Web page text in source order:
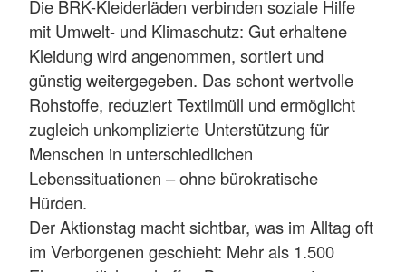
Die BRK-Kleiderläden verbinden soziale Hilfe
mit Umwelt- und Klimaschutz: Gut erhaltene
Kleidung wird angenommen, sortiert und
günstig weitergegeben. Das schont wertvolle
Rohstoffe, reduziert Textilmüll und ermöglicht
zugleich unkomplizierte Unterstützung für
Menschen in unterschiedlichen
Lebenssituationen – ohne bürokratische
Hürden.
Der Aktionstag macht sichtbar, was im Alltag oft
im Verborgenen geschieht: Mehr als 1.500